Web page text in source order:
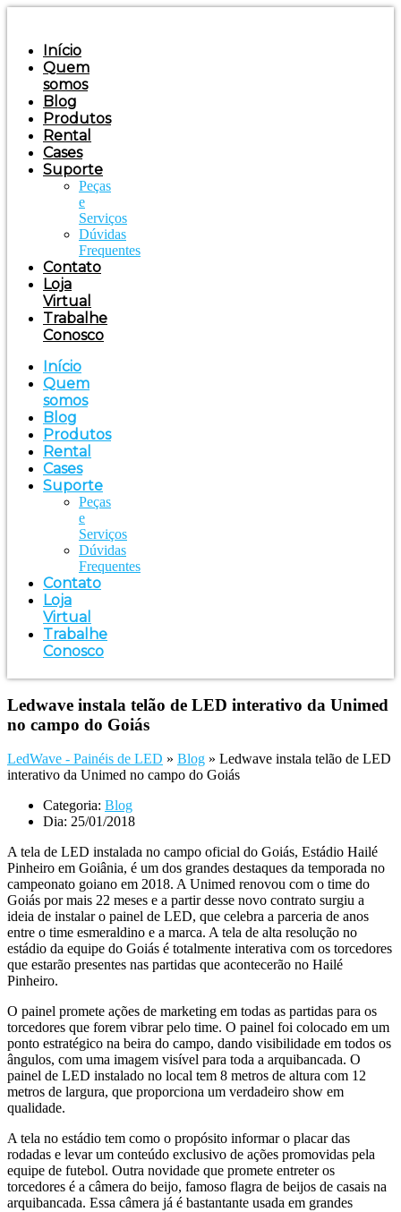
conteúdo
Início
Quem
somos
Blog
Produtos
Rental
Cases
Suporte
Peças
e
Serviços
Dúvidas
Frequentes
Contato
Loja
Virtual
Trabalhe
Conosco
Início
Quem
somos
Blog
Produtos
Rental
Cases
Suporte
Peças
e
Serviços
Dúvidas
Frequentes
Contato
Loja
Virtual
Trabalhe
Conosco
Ledwave instala telão de LED interativo da Unimed
no campo do Goiás
LedWave - Painéis de LED » Blog » Ledwave instala telão de LED
interativo da Unimed no campo do Goiás
Categoria: Blog
Dia: 25/01/2018
A tela de LED instalada no campo oficial do Goiás, Estádio Hailé
Pinheiro em Goiânia, é um dos grandes destaques da temporada no
campeonato goiano em 2018. A Unimed renovou com o time do
Goiás por mais 22 meses e a partir desse novo contrato surgiu a
ideia de instalar o painel de LED, que celebra a parceria de anos
entre o time esmeraldino e a marca. A tela de alta resolução no
estádio da equipe do Goiás é totalmente interativa com os torcedores
que estarão presentes nas partidas que acontecerão no Hailé
Pinheiro.
O painel promete ações de marketing em todas as partidas para os
torcedores que forem vibrar pelo time. O painel foi colocado em um
ponto estratégico na beira do campo, dando visibilidade em todos os
ângulos, com uma imagem visível para toda a arquibancada. O
painel de LED instalado no local tem 8 metros de altura com 12
metros de largura, que proporciona um verdadeiro show em
qualidade.
A tela no estádio tem como o propósito informar o placar das
rodadas e levar um conteúdo exclusivo de ações promovidas pela
equipe de futebol. Outra novidade que promete entreter os
torcedores é a câmera do beijo, famoso flagra de beijos de casais na
arquibancada. Essa câmera já é bastantante usada em grandes